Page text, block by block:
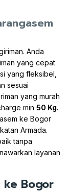
Anda
yang cepat
yang fleksibel,
sesuai
yang murah
min 50 Kg.
ke Bogor
Armada.
tanpa
layanan
ke Bogor